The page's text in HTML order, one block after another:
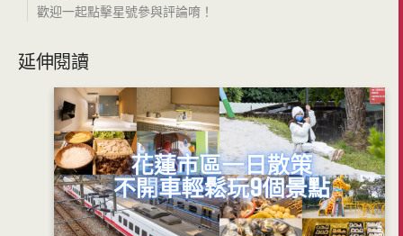
歡迎一起點擊星號參與評論唷！
延伸閱讀